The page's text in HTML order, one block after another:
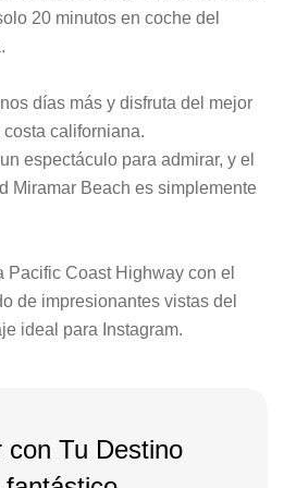
20 minutos en coche del
días más y disfruta del mejor
californiana.
espectáculo para admirar, y el
Miramar Beach es simplemente
Pacific Coast Highway con el
de impresionantes vistas del
ideal para Instagram.
con Tu Destino